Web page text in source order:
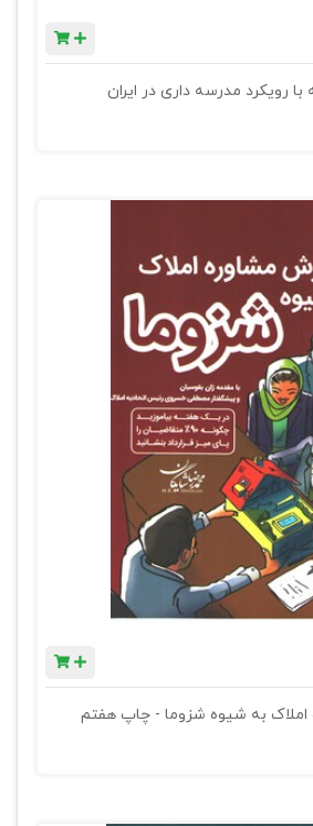
با رویکرد مدرسه داری در ایران
به شیوه شزوما - چاپ هفتم